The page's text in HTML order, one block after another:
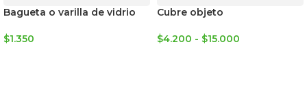
Bagueta o varilla de vidrio
$1.350
Cubre objeto
$4.200 - $15.000